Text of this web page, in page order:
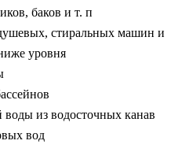
баков и т. п
стиральных машин и
уровня
из водосточных канав
вод